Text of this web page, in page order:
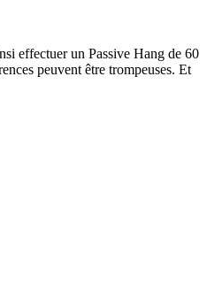
effectuer un Passive Hang de 60
peuvent être trompeuses. Et